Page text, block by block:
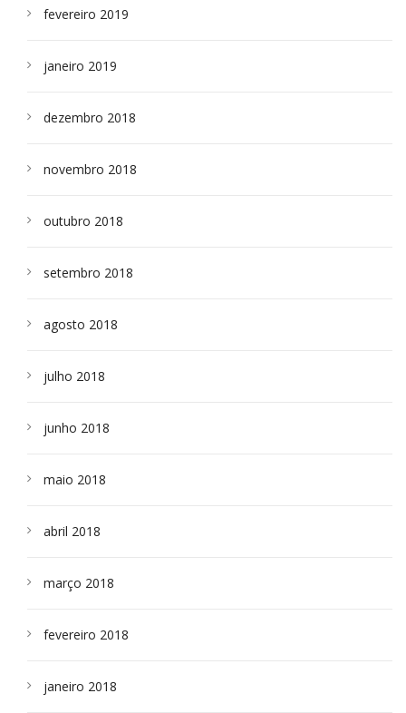
fevereiro 2019
janeiro 2019
dezembro 2018
novembro 2018
outubro 2018
setembro 2018
agosto 2018
julho 2018
junho 2018
maio 2018
abril 2018
março 2018
fevereiro 2018
janeiro 2018